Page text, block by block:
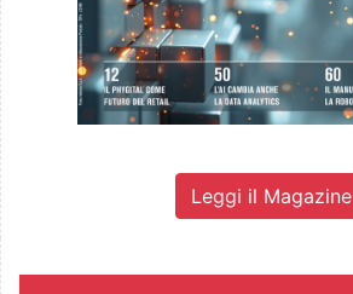
Leggi il Magazine